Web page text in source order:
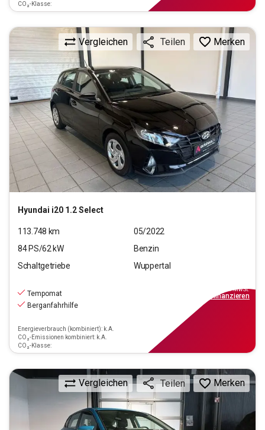
CO₂-Klasse:
Hyundai i20 1.2 Select
Vergleichen Teilen Merken
113.748 km
05/2022
84PS/62 kW
Benzin
Schaltgetriebe
Wuppertal
Tempomat
Berganfahrhilfe
Energieverbrauch (kombiniert): k.A.
CO₂-Emissionen kombiniert: k.A.
CO₂-Klasse:
inkl.MwSt.
finanzieren
Vergleichen Teilen Merken